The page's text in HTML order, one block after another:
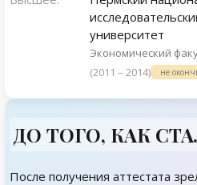
университет
Экономический
(2011 – 2014)
не
ДО ТОГО, КАК
После получения аттестата